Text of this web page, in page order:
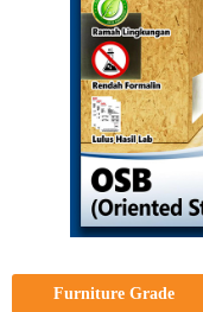
Furniture Grade